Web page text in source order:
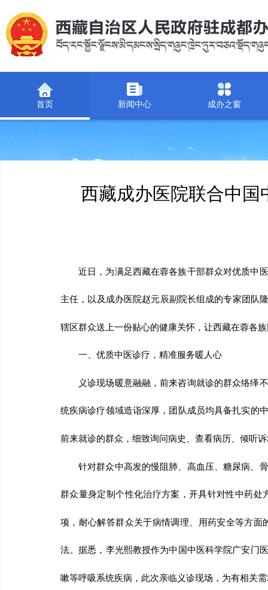
首页 新闻中心 成办之窗
西藏成办医院联合中
近日，为满足西藏在蓉各族干部群众对优质中
主任，以及成办医院赵元辰副院长组成的专家团队
辖区群众送上一份贴心的健康关怀，让西藏在蓉各
一、 优质中医诊疗 ， 精准服务暖人心
义诊现场暖意融融，前来咨询就诊的群众络绎
统疾病诊疗领域造诣深厚，团队成员均具备扎实的
前来就诊的群众，细致询问病史、查看病历、倾听
针对群众中高发的慢阻肺、高血压、糖尿病、
群众量身定制个性化治疗方案，开具针对性中药
项，耐心解答群众关于病情调理、用药安全等方面
法。据悉，李光熙教授作为中国中医科学院广安门
嗽等呼吸系统疾病，此次亲临义诊现场，为有相关